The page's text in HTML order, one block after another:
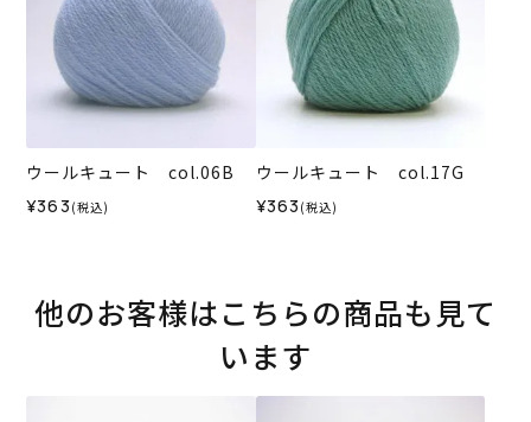
ウールキュート col.06B
¥363 (税込)
ウールキュート col.17G
¥363 (税込)
他のお客様はこちらの商品も見て
います